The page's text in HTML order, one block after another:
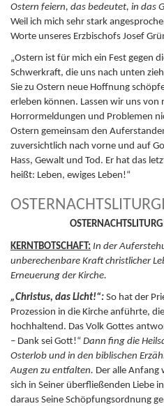
Ostern feiern, das bedeutet, in das
Weil ich mich sehr stark
Worte unseres Erzbischofs Josef
„Ostern ist für mich ein Fest gegen
Schwerkraft, die uns nach unten
Sie zu Ostern neue Hoffnung
erleben können. Lassen wir uns von
Horrormeldungen und Problemen
Ostern gemeinsam den
zuversichtlich nach vorne und auf
Hass, Gewalt und Tod. Er hat das
heißt: Leben, ewiges Leben!“
KERNTBOTSCHAFT: In der
unberechenbare Kraft christlicher
Erneuerung der Kirche.
„Christus, das Licht!“: So hat der
Prozession in die Kirche anführte,
hochhaltend. Das Volk Gottes
– Dank sei Gott!“ Dann fing die
Osterlob und in den biblischen
Augen zu entfalten. Der alle Anfang
sich in Seiner überfließenden Liebe
daraus Seine Schöpfungsordnung